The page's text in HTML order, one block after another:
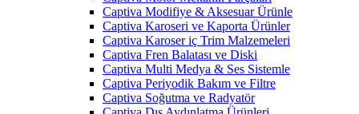
Captiva Modifiye & Aksesuar Ürünle
Captiva Karoseri ve Kaporta Ürünler
Captiva Karoser iç Trim Malzemeleri
Captiva Fren Balatası ve Diski
Captiva Multi Medya & Ses Sistemle
Captiva Periyodik Bakım ve Filtre
Captiva Soğutma ve Radyatör